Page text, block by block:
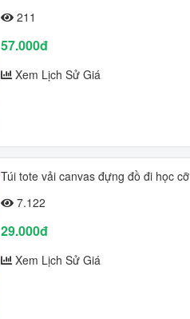
211
57.000đ
Xem Lịch Sử Giá
Túi tote vải canvas đựng đồ đi học
7.122
29.000đ
Xem Lịch Sử Giá